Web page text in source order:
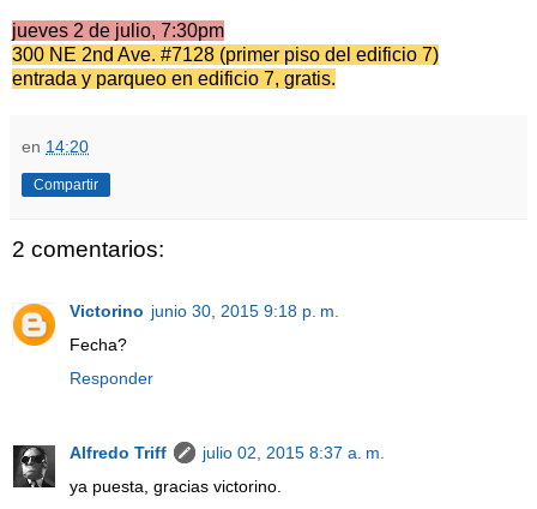
jueves 2 de julio, 7:30pm
300 NE 2nd Ave. #7128 (primer piso del edificio 7)
entrada y parqueo en edificio 7, gratis.
en 14:20
Compartir
2 comentarios:
Victorino junio 30, 2015 9:18 p. m.
Fecha?
Responder
Alfredo Triff
julio 02, 2015 8:37 a. m.
ya puesta, gracias victorino.